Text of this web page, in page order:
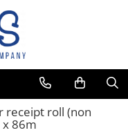
receipt roll (non
86m